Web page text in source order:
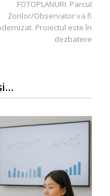
FOTOPLANURI. Parcul
Zorilor/Observator va fi
Proiectul este în
dezbatere